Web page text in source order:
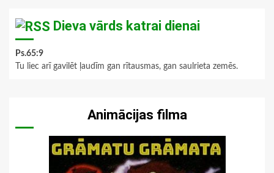
Dieva vārds katrai dienai
Ps.65:9
Tu liec arī gavilēt ļaudīm gan rītausmas, gan saulrieta zemēs.
Animācijas filma